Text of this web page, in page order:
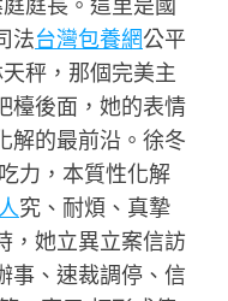
法台灣包養網公平
秤，那個完美主
檯後面，她的表情
解的最前沿。徐冬
力，本質性化解
究、耐煩、真摯
，她立異立案信訪
事、速裁調停、信